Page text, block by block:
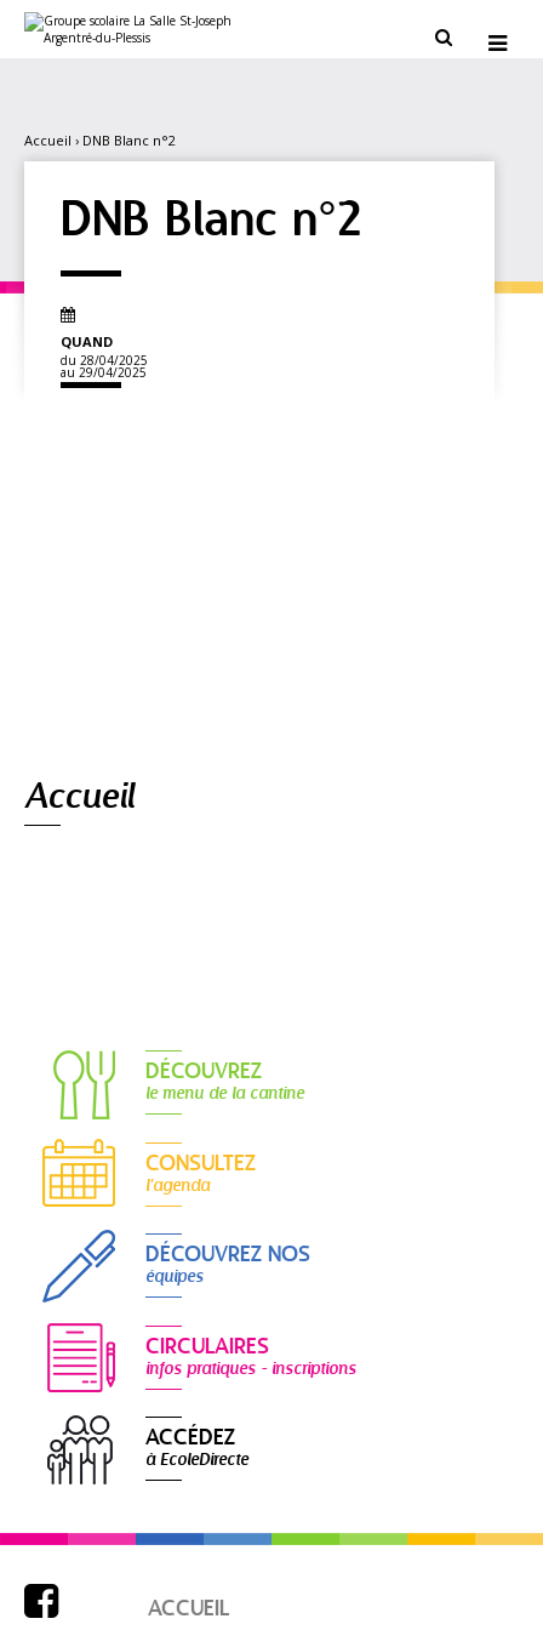
contenu.
personnels
 
Accueil › DNB Blanc n°2
DNB Blanc n°2
QUAND
du 28/04/2025
au 29/04/2025
Accueil
DÉCOUVREZ
le menu de la cantine
CONSULTEZ
l'agenda
DÉCOUVREZ NOS
équipes
CIRCULAIRES
infos pratiques - inscriptions
ACCÉDEZ
à EcoleDirecte
 ACCUEIL